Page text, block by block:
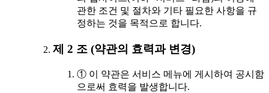
관한 조건 및 절차와 기타 필요한 사항을 규
정하는 것을 목적으로 합니다.
제 2 조 (약관의 효력과 변경)
① 이 약관은 서비스 메뉴에 게시하여 공시함
으로써 효력을 발생합니다.